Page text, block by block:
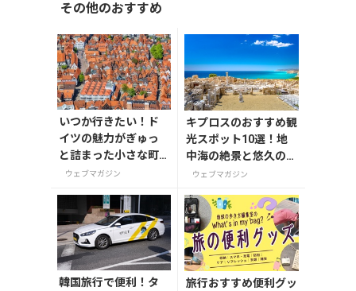
その他のおすすめ
いつか行きたい！ド
イツの魅力がぎゅっ
と詰まった小さな町7
選ウェブマガジン
キプロスのおすすめ観
光スポット10選！地
中海の絶景と悠久の歴
史を巡る
ウェブマガジン
韓国旅行で便利！タ
旅行おすすめ便利グッ